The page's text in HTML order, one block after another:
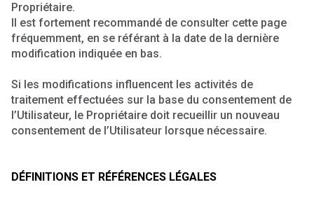
Propriétaire.
Il est fortement recommandé de consulter cette page
fréquemment, en se référant à la date de la dernière
modification indiquée en bas.
Si les modifications influencent les activités de
traitement effectuées sur la base du consentement de
l’Utilisateur, le Propriétaire doit recueillir un nouveau
consentement de l’Utilisateur lorsque nécessaire.
DÉFINITIONS ET RÉFÉRENCES LÉGALES